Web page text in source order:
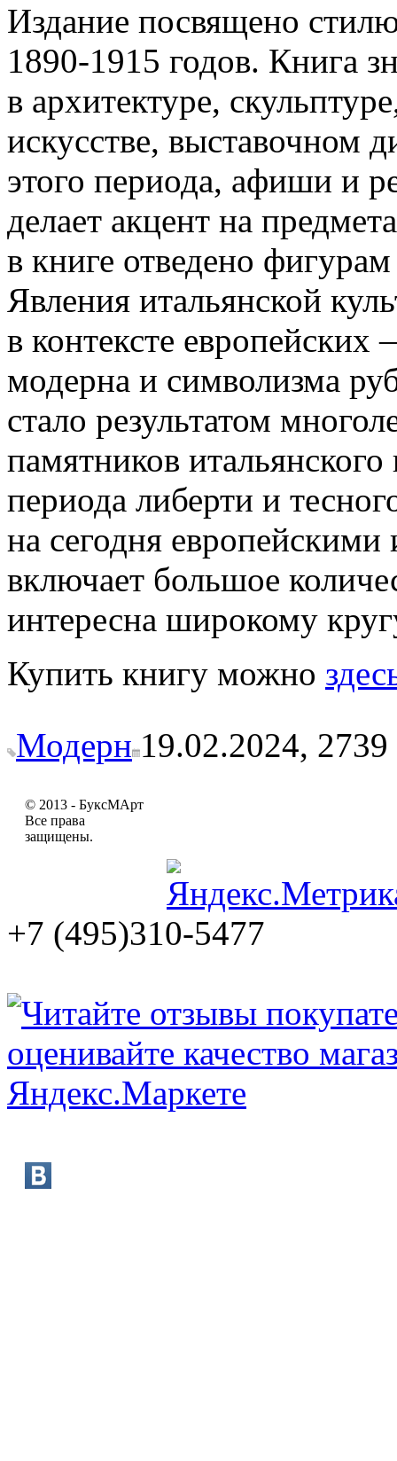
Издание посвящено
1890-1915 годов. Книга
в архитектуре,
искусстве, выставочном
этого периода, афиши и
делает акцент на
в книге отведено
Явления итальянской
в контексте
модерна и символизма
стало результатом
памятников итальянского
периода либерти и
на сегодня
включает большое
интересна широкому
Купить книгу можно
Модерн 19.02.2024, 2739
© 2013 - БуксМАрт
Все права
защищены.
+7 (495)310-5477